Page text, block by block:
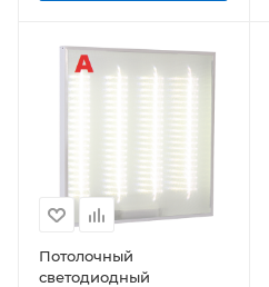
Потолочный
светодиодный